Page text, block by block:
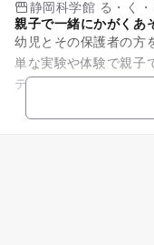
静岡科学館 る・く・
親子で一緒にかがくあ
幼児とその保護者の方
単な実験や体験で親子で
テーマは「空気砲であ